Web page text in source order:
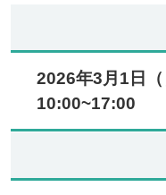
2026年3月1日（
10:00~17:00